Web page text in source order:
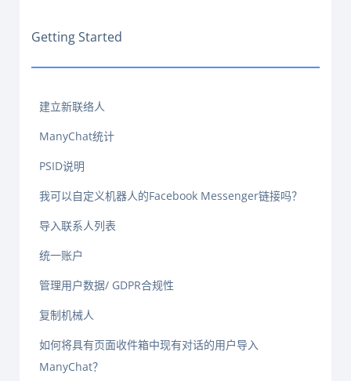
Getting Started
建立新联络人
ManyChat统计
PSID说明
我可以自定义机器人的Facebook Messenger链接吗？
导入联系人列表
统一账户
管理用户数据/ GDPR合规性
复制机械人
如何将具有页面收件箱中现有对话的用户导入
ManyChat？